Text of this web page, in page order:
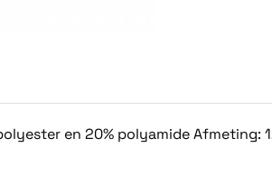
en 20% polyamide Afmeting: